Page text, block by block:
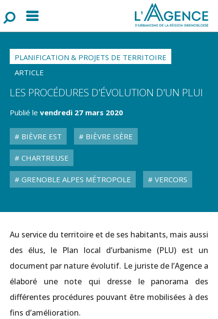
Menu
PLANIFICATION & PROJETS DE TERRITOIRE
ARTICLE
LES PROCÉDURES D'ÉVOLUTION D'UN PLUI
Publié le vendredi 27 mars 2020
BIÈVRE EST BIÈVRE ISÈRE
CHARTREUSE
GRENOBLE ALPES MÉTROPOLE VERCORS
Au service du territoire et de ses habitants, mais aussi
des élus, le Plan local d’urbanisme (PLU) est un
document par nature évolutif. Le juriste de l’Agence a
élaboré une note qui dresse le panorama des
différentes procédures pouvant être mobilisées à des
fins d’amélioration.